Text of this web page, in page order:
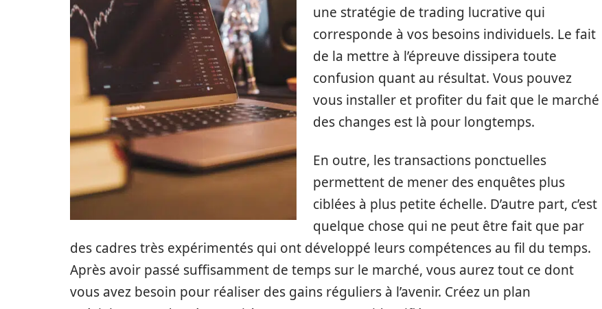
une stratégie de trading lucrative qui
corresponde à vos besoins individuels. Le fait
de la mettre à l’épreuve dissipera toute
confusion quant au résultat. Vous pouvez
vous installer et profiter du fait que le marché
des changes est là pour longtemps.
En outre, les transactions ponctuelles
permettent de mener des enquêtes plus
ciblées à plus petite échelle. D’autre part, c’est
quelque chose qui ne peut être fait que par
des cadres très expérimentés qui ont développé leurs compétences au fil du temps.
Après avoir passé suffisamment de temps sur le marché, vous aurez tout ce dont
vous avez besoin pour réaliser des gains réguliers à l’avenir. Créez un plan